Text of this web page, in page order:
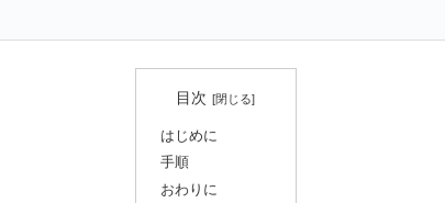
目次
はじめに
手順
おわりに